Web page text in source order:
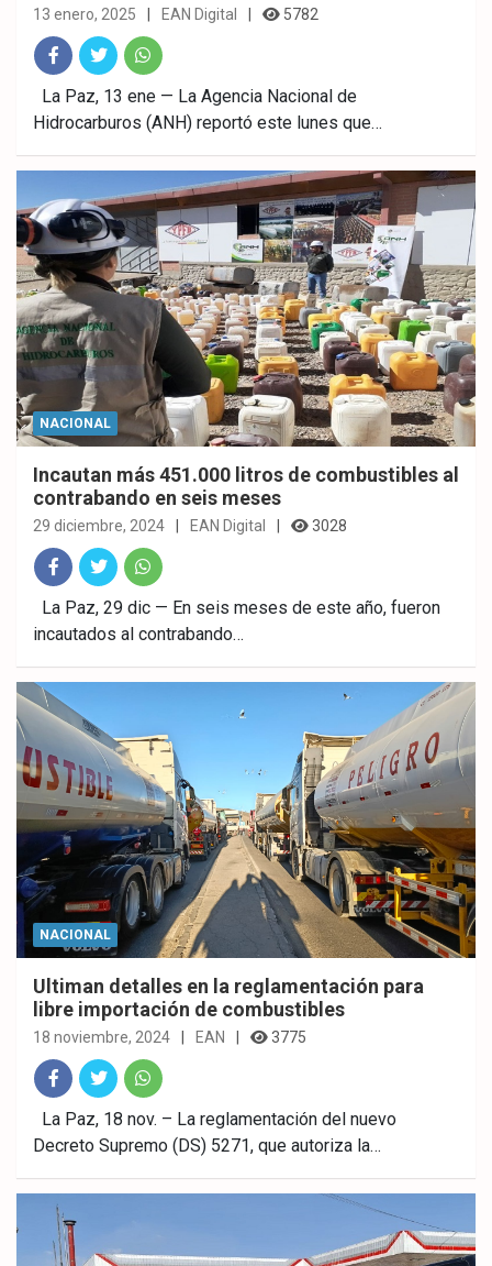
13 enero, 2025 EAN Digital 5782
Fac
ebo
ok
Twitt
er
What
sAp
p
La Paz, 13 ene — La Agencia Nacional de
Hidrocarburos (ANH) reportó este lunes que…
NACIONAL
Incautan más 451.000 litros de combustibles al
contrabando en seis meses
29 diciembre, 2024 EAN Digital 3028
Fac
ebo
ok
Twitt
er
What
sAp
p
La Paz, 29 dic — En seis meses de este año, fueron
incautados al contrabando…
NACIONAL
Ultiman detalles en la reglamentación para
libre importación de combustibles
18 noviembre, 2024 EAN 3775
Fac
ebo
ok
Twitt
er
What
sAp
p
La Paz, 18 nov. – La reglamentación del nuevo
Decreto Supremo (DS) 5271, que autoriza la…